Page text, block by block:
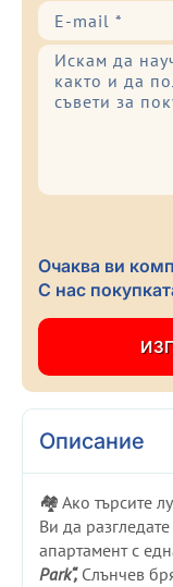
Очаква ви
С нас
Описание
🏘️ Ако търсите
Ви да
апартамент с
Park“,Слънчев